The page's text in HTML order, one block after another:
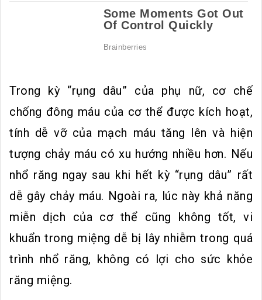
Trong kỳ “rụng dâu” của phụ nữ, cơ chế
chống đông máu của cơ thể được kích hoạt,
tính dễ vỡ của mạch máu tăng lên và hiện
tượng chảy máu có xu hướng nhiều hơn. Nếu
nhổ răng ngay sau khi hết kỳ “rụng dâu” rất
dễ gây chảy máu. Ngoài ra, lúc này khả năng
miễn dịch của cơ thể cũng không tốt, vi
khuẩn trong miệng dễ bị lây nhiễm trong quá
trình nhổ răng, không có lợi cho sức khỏe
răng miệng.